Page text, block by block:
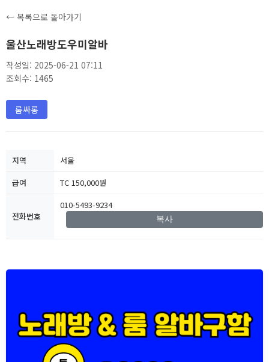
← 목록으로 돌아가기
울산노래방도우미알바
작성일: 2025-06-21 07:11
조회수: 1465
룸싸롱
지역
서울
급여
TC 150,000원
전화번호
010-5493-9234
복사